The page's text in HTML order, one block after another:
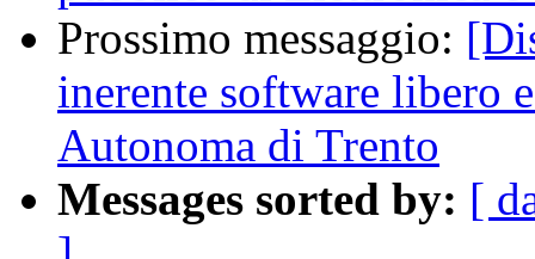
Prossimo messaggio:
inerente software libero
Autonoma di Trento
Messages sorted by: [